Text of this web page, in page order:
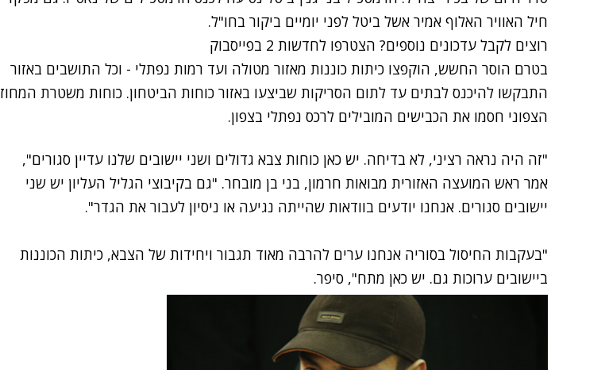
חיל האוויר האלוף אמיר אשל ביטל לפני יומיים ביקור בחו"ל.
רוצים לקבל עדכונים נוספים? הצטרפו לחדשות 2 בפייסבוק
בטרם הוסר החשש, הוקפצו כיתות כוננות מאזור מטולה ועד רמות נפתלי - וכל התושבים באזור
התבקשו להיכנס לבתים עד לתום הסריקות שביצעו באזור כוחות הביטחון. כוחות משטרת המחוז
הצפוני חסמו את הכבישים המובילים לרכס נפתלי בצפון.
"זה היה נראה רציני, לא בדיחה. יש כאן כוחות צבא גדולים ושני יישובים שלנו עדיין סגורים",
אמר ראש המועצה האזורית מבואות חרמון, בני בן מובחר. "גם בקיבוצי הגליל העליון יש שני
יישובים סגורים. אנחנו יודעים בוודאות שהייתה נגיעה או ניסיון לעבור את הגדר".
"בעקבות החיסול בסוריה אנחנו ערים להרבה מאוד תגבור ויחידות של הצבא, כיתות הכוננות
ביישובים ערוכות גם. יש כאן מתח", סיפר.